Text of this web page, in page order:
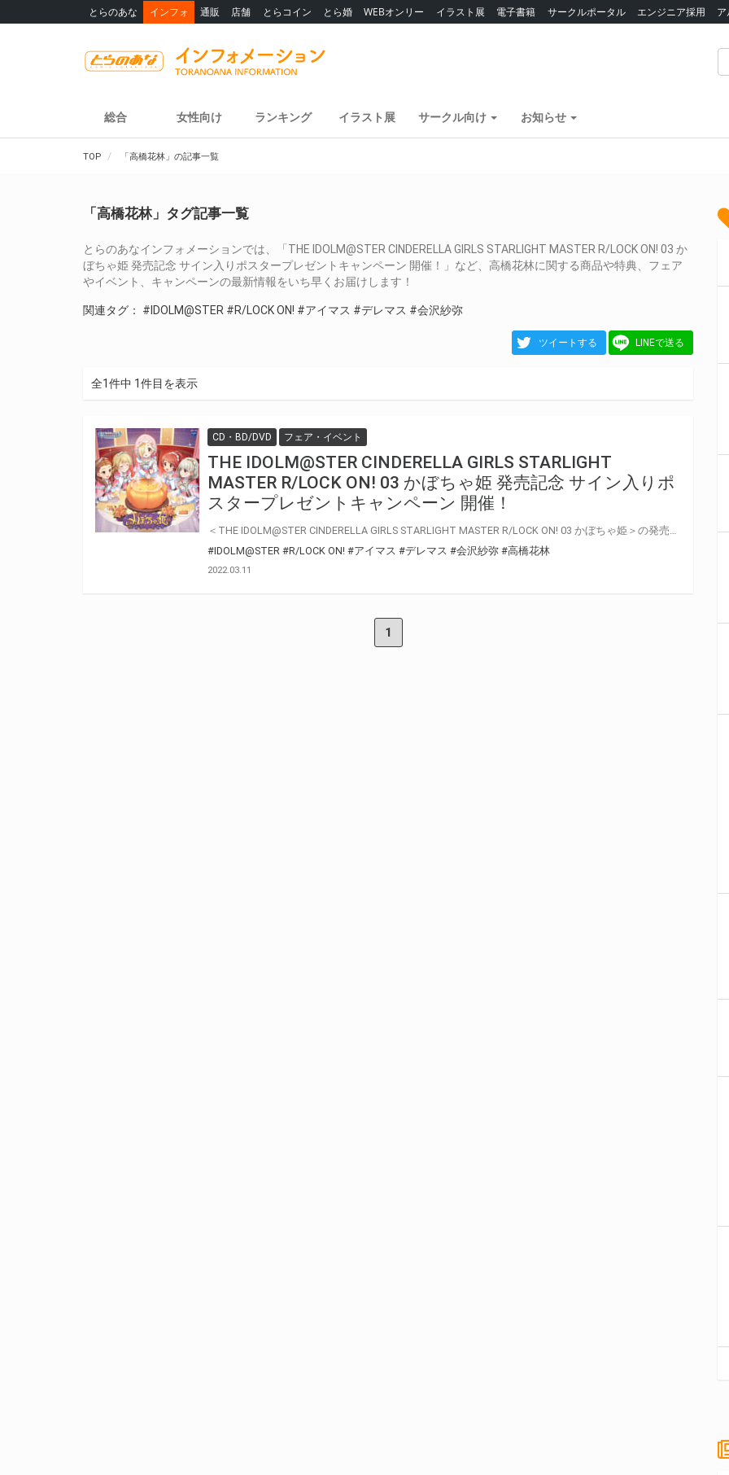
とらのあな インフォ 通販 店舗 とらコイン とら婚 WEBオンリー イラスト展 電子書籍 サークルポータル エンジニア採用
総合 女性向け ランキング イラスト展 サークル向け お知らせ
TOP 「高橋花林」の記事一覧
「高橋花林」タグ記事一覧
とらのあなインフォメーションでは、「THE IDOLM@STER CINDERELLA GIRLS STARLIGHT MASTER R/LOCK ON! 03 か
ぼちゃ姫 発売記念 サイン入りポスタープレゼントキャンペーン 開催！」など、高橋花林に関する商品や特典、フェア
やイベント、キャンペーンの最新情報をいち早くお届けします！
関連タグ： #IDOLM@STER #R/LOCK ON! #アイマス #デレマス #会沢紗弥
ツイートする LINEで送る
全1件中 1件目を表示
CD・BD/DVD フェア・イベント
THE IDOLM@STER CINDERELLA GIRLS STARLIGHT
MASTER R/LOCK ON! 03 かぼちゃ姫 発売記念 サイン入りポ
スタープレゼントキャンペーン 開催！
#IDOLM@STER #R/LOCK ON! #アイマス #デレマス #会沢紗弥 #高橋花林
2022.03.11
1